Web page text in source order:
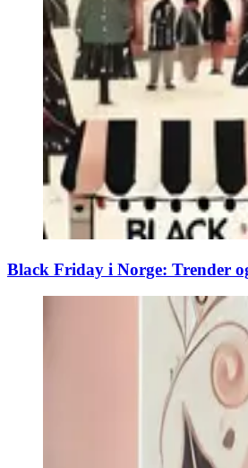
Black Friday i Norge: Trender